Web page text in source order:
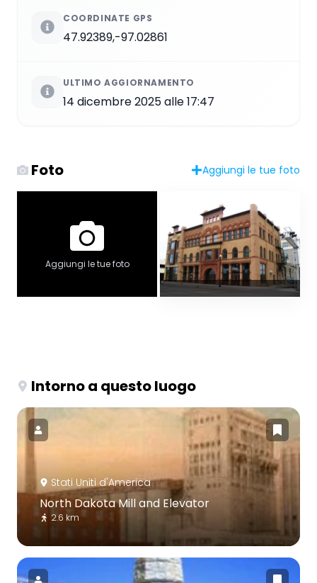
COORDINATE GPS
47.92389,-97.02861
ULTIMO AGGIORNAMENTO
14 dicembre 2025 alle 17:47
Foto Aggiungi le tue foto
Aggiungi le tue foto
Intorno a questo luogo
Stati Uniti d'America
North Dakota Mill and Elevator
2.6 km